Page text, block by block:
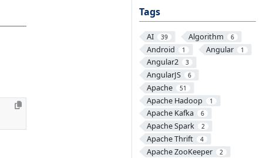
Tags
AI 39 Algorithm 6
Android 1 Angular 1
Angular2 3
AngularJS 6
Apache 51
Apache Hadoop 1
Apache Kafka 6
Apache Spark 2
Apache Thrift 4
Apache ZooKeeper 2